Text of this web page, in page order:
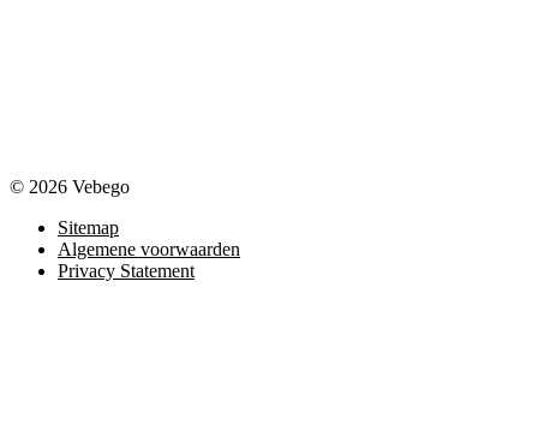
© 2026 Vebego
Sitemap
Algemene voorwaarden
Privacy Statement